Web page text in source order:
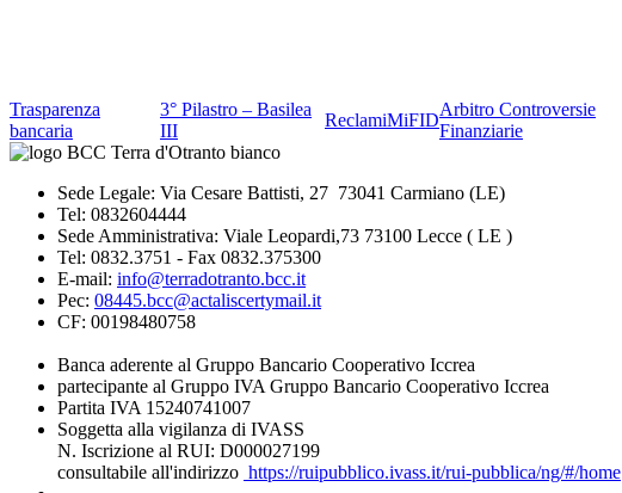
Trasparenza
bancaria
3° Pilastro – Basilea
III
ReclamiMiFID
Arbitro Controversie
Finanziarie
Sede Legale: Via Cesare Battisti, 27 73041 Carmiano (LE)
Tel: 0832604444
Sede Amministrativa: Viale Leopardi,73 73100 Lecce ( LE )
Tel: 0832.3751 - Fax 0832.375300
E-mail: info@terradotranto.bcc.it
Pec: 08445.bcc@actaliscertymail.it
CF: 00198480758
Banca aderente al Gruppo Bancario Cooperativo Iccrea
partecipante al Gruppo IVA Gruppo Bancario Cooperativo Iccrea
Partita IVA 15240741007
Soggetta alla vigilanza di IVASS
N. Iscrizione al RUI: D000027199
consultabile all'indirizzo https://ruipubblico.ivass.it/rui-pubblica/ng/#/home